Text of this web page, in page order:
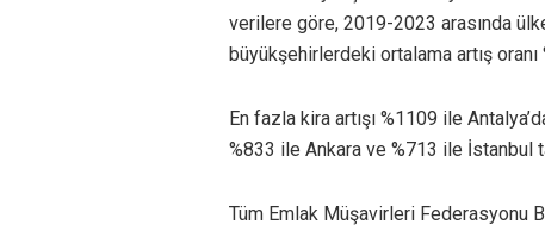
verilere göre, 2019-2023 arasında
büyükşehirlerdeki ortalama artış oranı
En fazla kira artışı %1109 ile
%833 ile Ankara ve %713 ile İstanbul
Tüm Emlak Müşavirleri Federasyonu